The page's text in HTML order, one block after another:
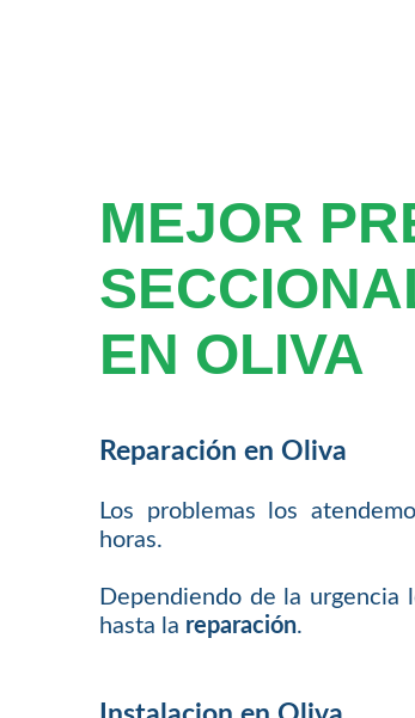
MEJOR
EN OLIVA
Reparación en Oliva
Los problemas los
horas.
Dependiendo de la urgencia
hasta la reparación.